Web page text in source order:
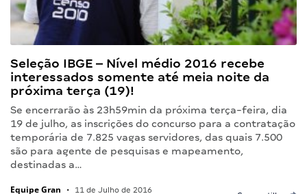
Seleção IBGE – Nível médio 2016 recebe
interessados somente até meia noite da
próxima terça (19)!
Se encerrarão às 23h59min da próxima terça-feira, dia
19 de julho, as inscrições do concurso para a contratação
temporária de 7.825 vagas servidores, das quais 7.500
são para agente de pesquisas e mapeamento,
destinadas a…
Equipe Gran • 11 de Julho de 2016